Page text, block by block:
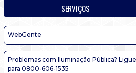
SERVIÇOS
WebGente
Problemas com Iluminação Pública? Ligue
para 0800-606-1535